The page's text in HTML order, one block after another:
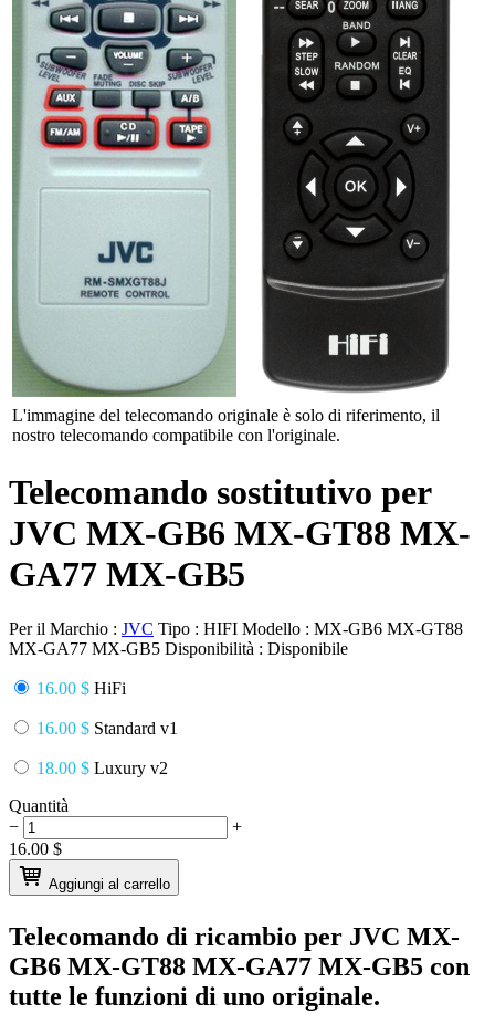
L'immagine del telecomando originale è solo di riferimento, il
nostro telecomando compatibile con l'originale.
Telecomando sostitutivo per
JVC MX-GB6 MX-GT88 MX-
GA77 MX-GB5
Per il Marchio : JVC Tipo : HIFI Modello : MX-GB6 MX-GT88
MX-GA77 MX-GB5 Disponibilità : Disponibile
16.00 $ HiFi
16.00 $ Standard v1
18.00 $ Luxury v2
Quantità
−
+
16.00 $
Aggiungi al carrello
Telecomando di ricambio per JVC MX-
GB6 MX-GT88 MX-GA77 MX-GB5 con
tutte le funzioni di uno originale.